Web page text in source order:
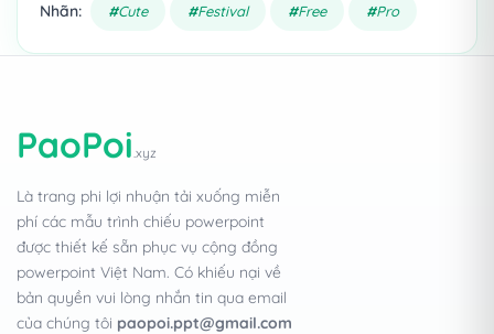
Nhãn: Cute Festival Free Pro
PaoPoi.xyz
Là trang phi lợi nhuận tải xuống miễn
phí các mẫu trình chiếu powerpoint
được thiết kế sẵn phục vụ cộng đồng
powerpoint Việt Nam. Có khiếu nại về
bản quyền vui lòng nhắn tin qua email
của chúng tôi paopoi.ppt@gmail.com